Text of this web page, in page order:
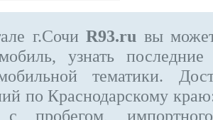
г.СочиR93.ru вы
узнать
тематики.
по Краснодарскому
с пробегом,